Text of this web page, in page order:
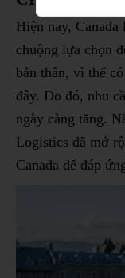
Hiện nay,
chuộng lựa chọn
bản thân, vì thế
đây. Do đó, nhu
ngày càng tăng.
Logistics đã mở
Canada để đáp